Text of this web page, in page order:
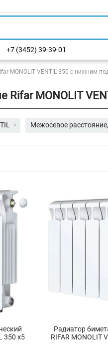
+7 (3452) 39-39-01
MONOLIT VENTIL 350 с нижним
Rifar MONOLIT
Межосевое
350 х5
Радиатор
RIFAR MONOLIT